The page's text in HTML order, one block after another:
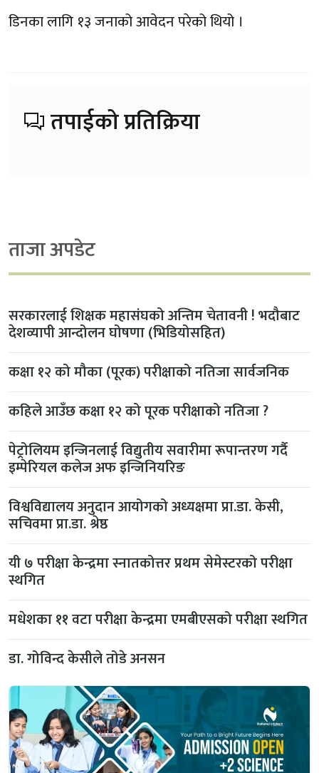
डिनका लागि १३ जनाको आवेदन परेको थियो ।
तपाईको प्रतिक्रिया
ताजा अपडेट
सरकारलाई शिक्षक महासंघको अन्तिम चेतावनी ! भदौबाट
देशव्यापी आन्दोलन घोषणा (भिडियोसहित)
कक्षा १२ को मौका (पूरक) परीक्षाको नतिजा सार्वजनिक
कहिले आउँछ कक्षा १२ को पूरक परीक्षाको नतिजा ?
पेट्रोलियम इन्जिनलाई विद्युतीय सवारीमा रूपान्तरण गर्दै
इम्पेरियल कलेज अफ इन्जिनियरिङ
विश्वविद्यालय अनुदान आयोगको अध्यक्षमा प्रा.डा. केसी,
सचिवमा प्रा.डा. श्रेष्ठ
यी ७ परीक्षा केन्द्रमा स्नातकोत्तर प्रथम सेमेस्टरको परीक्षा
स्थगित
मधेशका ११ वटा परीक्षा केन्द्रमा एमबीएसको परीक्षा स्थगित
डा. गोविन्द केसीले तोडे अनसन